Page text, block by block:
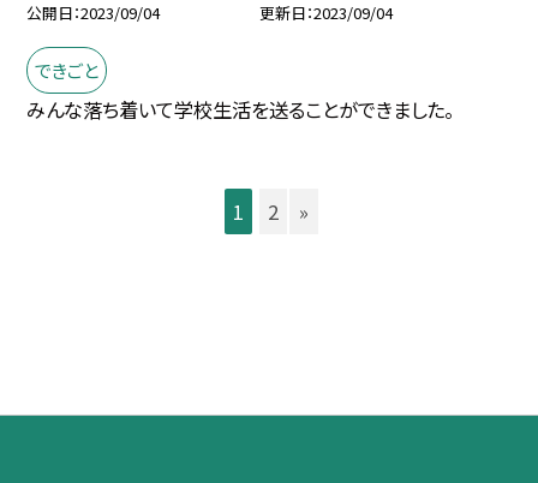
公開日 2023/09/04 更新日 2023/09/04
できごと
みんな落ち着いて学校生活を送ることができました。
1 2 »